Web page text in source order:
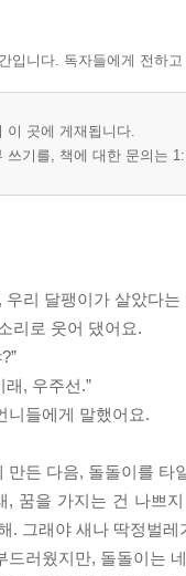
입니다. 독자들에게 전하
이 곳에 게재됩니다.
쓰기를, 책에 대한 문의는
우리 달팽이가 살았다
리로 웃어 댔어요.
래, 우주선.”
니들에게 말했어요.
만든 다음, 돌돌이를 타
, 꿈을 가지는 건 나쁘
. 그래야 새나 딱정벌
드러웠지만, 돌돌이는